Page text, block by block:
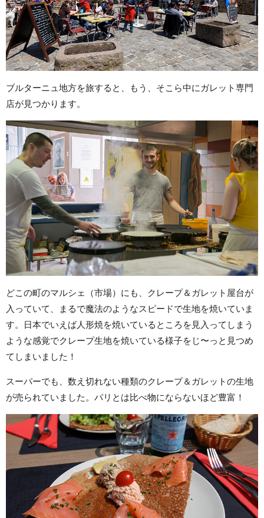
ブルターニュ地方を旅すると、もう、そこら中にガレット専門
店が見つかります。
どこの町のマルシェ（市場）にも、クレープ＆ガレット屋台が
入っていて、まるで魔法のようなスピードで生地を焼いていま
す。日本でいえば人形焼を焼いているところを見入ってしまう
ような感覚でクレープ生地を焼いている様子をじ〜っと見つめ
てしまいました！
スーパーでも、数え切れない種類のクレープ＆ガレットの生地
が売られていました。パリとは比べ物にならないほど豊富！